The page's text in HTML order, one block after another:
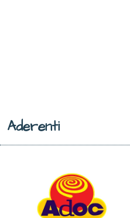
Aderenti